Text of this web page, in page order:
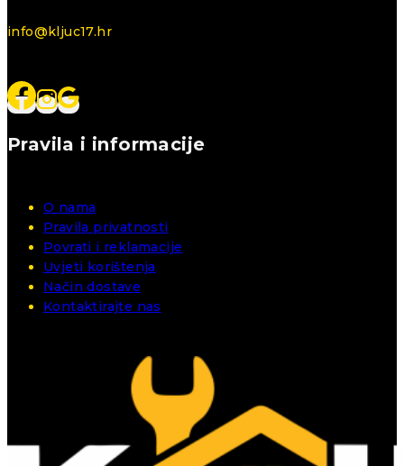
info@kljuc17.hr
Pravila i informacije
O nama
Pravila privatnosti
Povrati i reklamacije
Uvjeti korištenja
Način dostave
Kontaktirajte nas